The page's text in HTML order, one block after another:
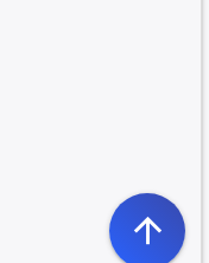
arrow_upward